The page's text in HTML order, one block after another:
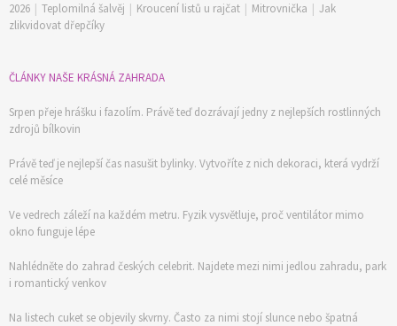
2026 | Teplomilná šalvěj | Kroucení listů u rajčat | Mitrovnička | Jak
zlikvidovat dřepčíky
ČLÁNKY NAŠE KRÁSNÁ ZAHRADA
Srpen přeje hrášku i fazolím. Právě teď dozrávají jedny z nejlepších rostlinných
zdrojů bílkovin
Právě teď je nejlepší čas nasušit bylinky. Vytvoříte z nich dekoraci, která vydrží
celé měsíce
Ve vedrech záleží na každém metru. Fyzik vysvětluje, proč ventilátor mimo
okno funguje lépe
Nahlédněte do zahrad českých celebrit. Najdete mezi nimi jedlou zahradu, park
i romantický venkov
Na listech cuket se objevily skvrny. Často za nimi stojí slunce nebo špatná